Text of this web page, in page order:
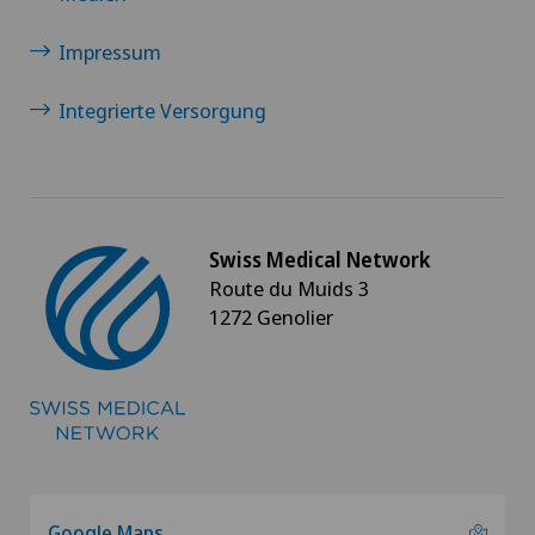
Genolier Management + Services
Genolier Patient Services
Ladies Permanence Stadelhofen
Medicentre Tavannes
Physiotherapie Solothurn AG
Impressum
Integrierte Versorgung
Swiss Medical Network
Route du Muids 3
1272 Genolier